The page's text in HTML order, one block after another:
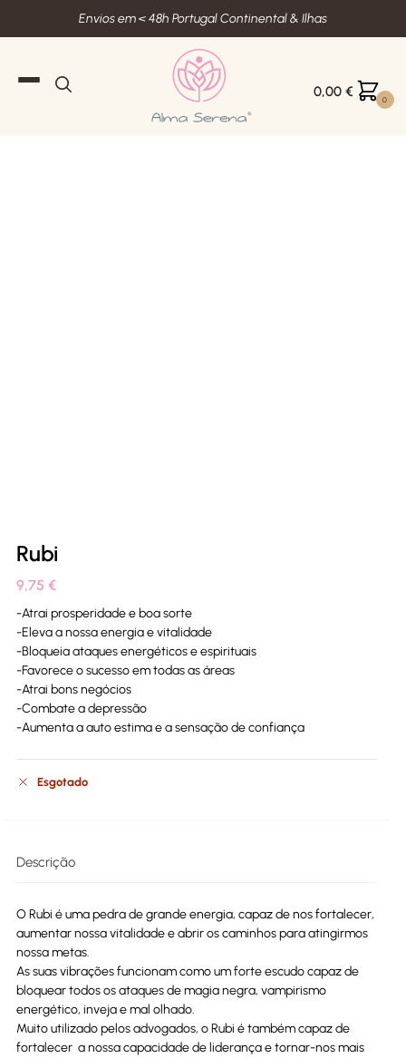
Envios em < 48h Portugal Continental & Ilhas
0,00 € 0
Rubi
9,75 €
-Atrai prosperidade e boa sorte
-Eleva a nossa energia e vitalidade
-Bloqueia ataques energéticos e espirituais
-Favorece o sucesso em todas as áreas
-Atrai bons negócios
-Combate a depressão
-Aumenta a auto estima e a sensação de confiança
Esgotado
Descrição
O Rubi é uma pedra de grande energia, capaz de nos fortalecer,
aumentar nossa vitalidade e abrir os caminhos para atingirmos
nossa metas.
As suas vibrações funcionam como um forte escudo capaz de
bloquear todos os ataques de magia negra, vampirismo
energético, inveja e mal olhado.
Muito utilizado pelos advogados, o Rubi é também capaz de
fortalecer a nossa capacidade de liderança e tornar-nos mais